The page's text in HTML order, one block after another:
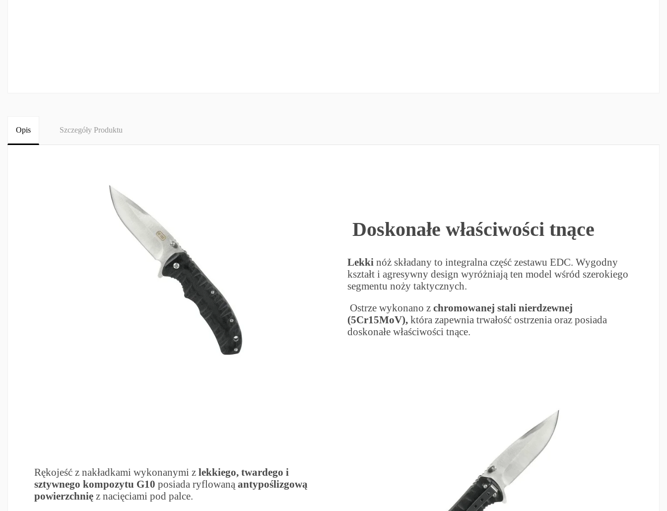
Opis Szczegóły Produktu
Doskonałe właściwości tnące
Lekki nóż składany to integralna część zestawu EDC. Wygodny
kształt i agresywny design wyróżniają ten model wśród szerokiego
segmentu noży taktycznych.
Ostrze wykonano z chromowanej stali nierdzewnej
(5Cr15MoV),która zapewnia trwałość ostrzenia oraz posiada
doskonałe właściwości tnące.
Rękojeść z nakładkami wykonanymi z lekkiego, twardego i
sztywnego kompozytu G10 posiada ryflowanąantypoślizgową
powierzchnię z nacięciami pod palce.